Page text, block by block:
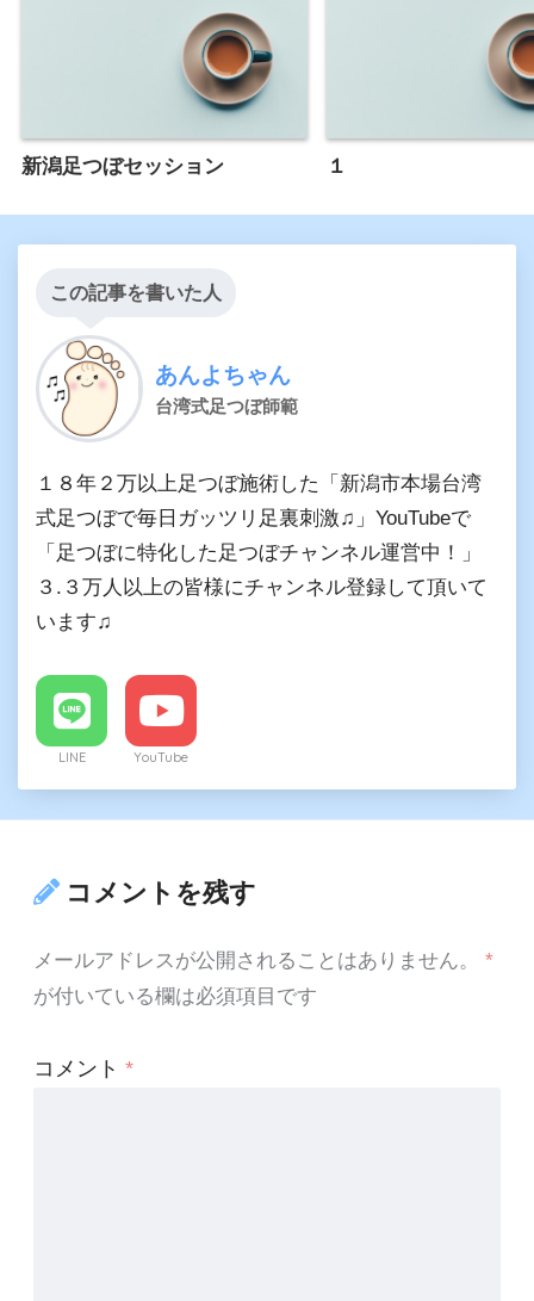
新潟足つぼセッション １
この記事を書いた人
あんよちゃん
台湾式足つぼ師範
１８年２万以上足つぼ施術した「新潟市本場台湾
式足つぼで毎日ガッツリ足裏刺激♫」YouTubeで
「足つぼに特化した足つぼチャンネル運営中！」
３.３万人以上の皆様にチャンネル登録して頂いて
います♫
LINE YouTube
コメントを残す
メールアドレスが公開されることはありません。
*
が付いている欄は必須項目です
コメント *